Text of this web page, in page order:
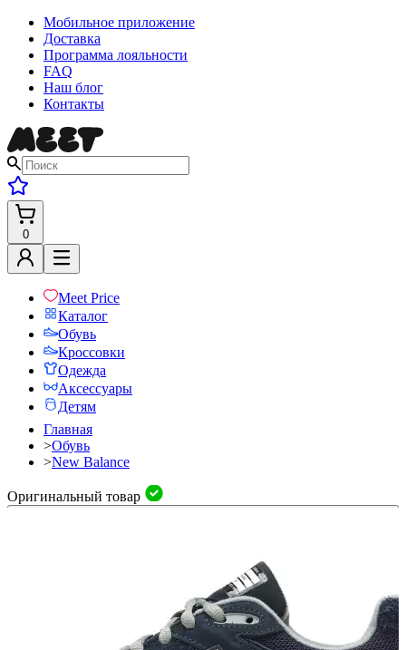
Мобильное приложение
Доставка
Программа лояльности
FAQ
Наш блог
Контакты
0
Meet Price
Каталог
Обувь
Кроссовки
Одежда
Аксессуары
Детям
Главная
>Обувь
>New Balance
Оригинальный товар